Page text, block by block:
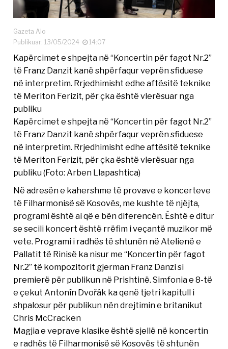
Gazeta Alo
Publikuar: 13/05/2024
14:07
Kapërcimet e shpejta në “Koncertin për fagot Nr.2”
të Franz Danzit kanë shpërfaqur veprën sfiduese
në interpretim. Rrjedhimisht edhe aftësitë teknike
të Meriton Ferizit, për çka është vlerësuar nga
publiku
Kapërcimet e shpejta në “Koncertin për fagot Nr.2”
të Franz Danzit kanë shpërfaqur veprën sfiduese
në interpretim. Rrjedhimisht edhe aftësitë teknike
të Meriton Ferizit, për çka është vlerësuar nga
publiku (Foto: Arben Llapashtica)
Në adresën e kahershme të provave e koncerteve
të Filharmonisë së Kosovës, me kushte të njëjta,
programi është ai që e bën diferencën. Është e ditur
se secili koncert është rrëfim i veçantë muzikor më
vete. Programi i radhës të shtunën në Atelienë e
Pallatit të Rinisë ka nisur me “Koncertin për fagot
Nr.2” të kompozitorit gjerman Franz Danzi si
premierë për publikun në Prishtinë. Simfonia e 8-të
e çekut Antonín Dvořák ka qenë tjetri kapitull i
shpalosur për publikun nën drejtimin e britanikut
Chris McCracken
Magjia e veprave klasike është sjellë në koncertin
e radhës të Filharmonisë së Kosovës të shtunën